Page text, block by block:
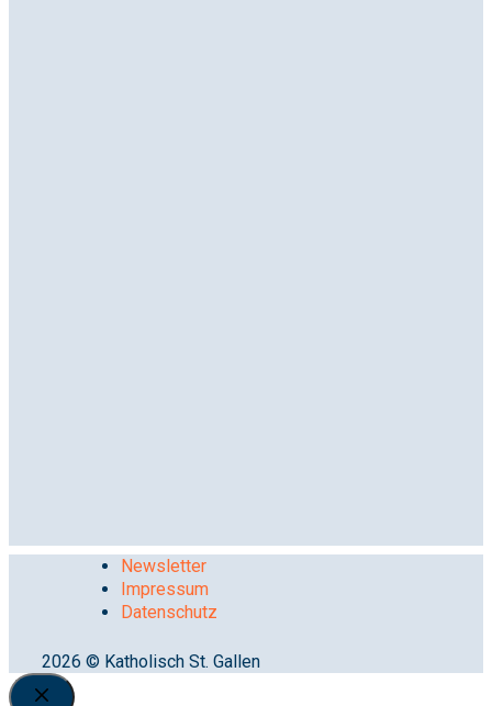
Newsletter
Impressum
Datenschutz
2026 © Katholisch St. Gallen